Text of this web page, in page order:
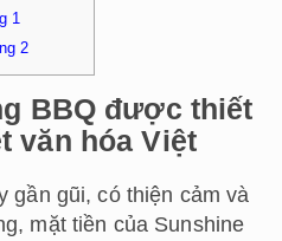
1
2
BBQ được thiết
văn hóa Việt
gần gũi, có thiện cảm và
mặt tiền của Sunshine